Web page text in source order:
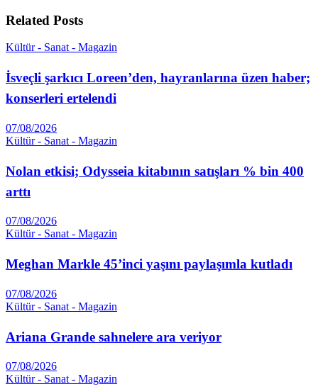
Related Posts
Kültür - Sanat - Magazin
İsveçli şarkıcı Loreen’den, hayranlarına üzen haber;
konserleri ertelendi
07/08/2026
Kültür - Sanat - Magazin
Nolan etkisi; Odysseia kitabının satışları % bin 400
arttı
07/08/2026
Kültür - Sanat - Magazin
Meghan Markle 45’inci yaşını paylaşımla kutladı
07/08/2026
Kültür - Sanat - Magazin
Ariana Grande sahnelere ara veriyor
07/08/2026
Kültür - Sanat - Magazin